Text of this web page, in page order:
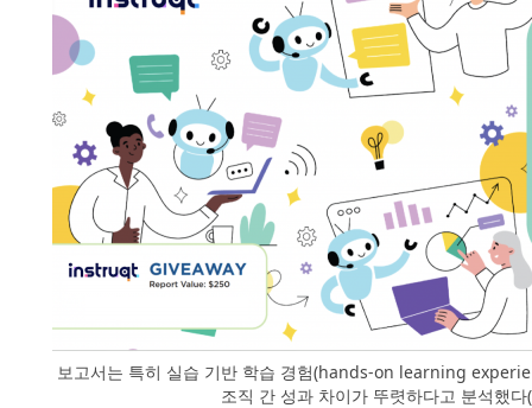
보고서는 특히 실습 기반 학습 경험(hands-on learning
조직 간 성과 차이가 뚜렷하다고 분석했